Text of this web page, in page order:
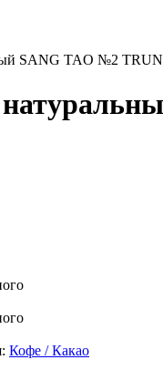
SANG TAO №2
Кофе / Какао